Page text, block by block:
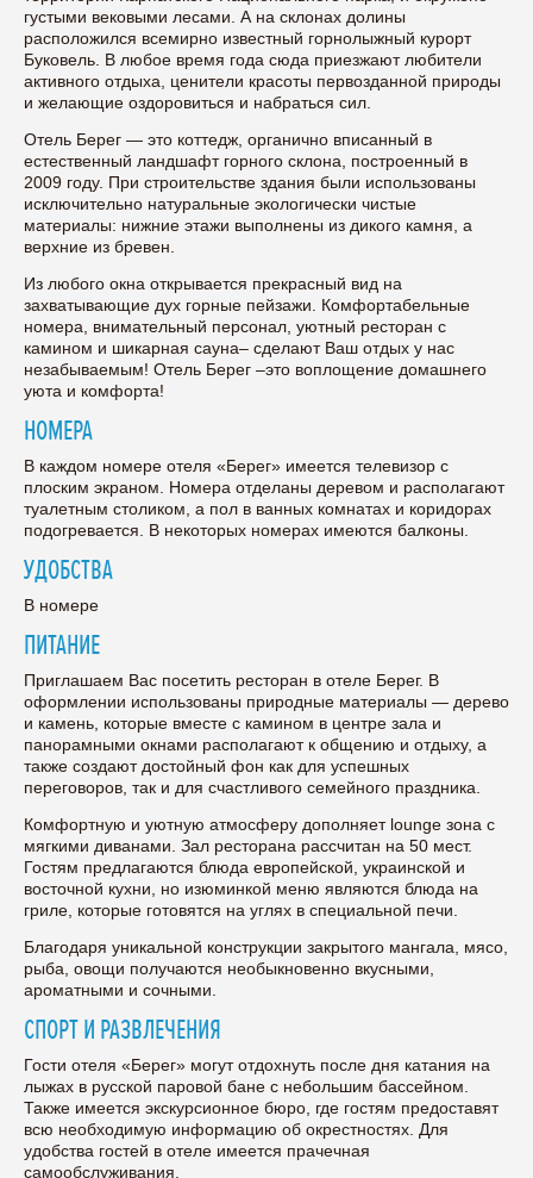
густыми вековыми лесами. А на склонах долины
расположился всемирно известный горнолыжный курорт
Буковель. В любое время года сюда приезжают любители
активного отдыха, ценители красоты первозданной природы
и желающие оздоровиться и набраться сил.
Отель Берег — это коттедж, органично вписанный в
естественный ландшафт горного склона, построенный в
2009 году. При строительстве здания были использованы
исключительно натуральные экологически чистые
материалы: нижние этажи выполнены из дикого камня, а
верхние из бревен.
Из любого окна открывается прекрасный вид на
захватывающие дух горные пейзажи. Комфортабельные
номера, внимательный персонал, уютный ресторан с
камином и шикарная сауна– сделают Ваш отдых у нас
незабываемым! Отель Берег –это воплощение домашнего
уюта и комфорта!
НОМЕРА
В каждом номере отеля «Берег» имеется телевизор с
плоским экраном. Номера отделаны деревом и располагают
туалетным столиком, а пол в ванных комнатах и коридорах
подогревается. В некоторых номерах имеются балконы.
УДОБСТВА
В номере
ПИТАНИЕ
Приглашаем Вас посетить ресторан в отеле Берег. В
оформлении использованы природные материалы — дерево
и камень, которые вместе с камином в центре зала и
панорамными окнами располагают к общению и отдыху, а
также создают достойный фон как для успешных
переговоров, так и для счастливого семейного праздника.
Комфортную и уютную атмосферу дополняет lounge зона с
мягкими диванами. Зал ресторана рассчитан на 50 мест.
Гостям предлагаются блюда европейской, украинской и
восточной кухни, но изюминкой меню являются блюда на
гриле, которые готовятся на углях в специальной печи.
Благодаря уникальной конструкции закрытого мангала, мясо,
рыба, овощи получаются необыкновенно вкусными,
ароматными и сочными.
СПОРТ И РАЗВЛЕЧЕНИЯ
Гости отеля «Берег» могут отдохнуть после дня катания на
лыжах в русской паровой бане с небольшим бассейном.
Также имеется экскурсионное бюро, где гостям предоставят
всю необходимую информацию об окрестностях. Для
удобства гостей в отеле имеется прачечная
самообслуживания.